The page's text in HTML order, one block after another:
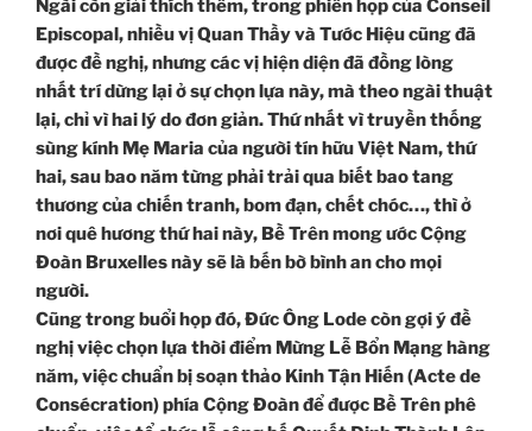
Ngài còn giải thích thêm, trong phiên họp của Conseil
Episcopal, nhiều vị Quan Thầy và Tước Hiệu cũng đã
được đề nghị, nhưng các vị hiện diện đã đồng lòng
nhất trí dừng lại ở sự chọn lựa này, mà theo ngài thuật
lại, chỉ vì hai lý do đơn giản. Thứ nhất vì truyền thống
sùng kính Mẹ Maria của người tín hữu Việt Nam, thứ
hai, sau bao năm từng phải trải qua biết bao tang
thương của chiến tranh, bom đạn, chết chóc…, thì ở
nơi quê hương thứ hai này, Bề Trên mong ước Cộng
Đoàn Bruxelles này sẽ là bến bờ bình an cho mọi
người.
Cũng trong buổi họp đó, Đức Ông Lode còn gợi ý đề
nghị việc chọn lựa thời điểm Mừng Lễ Bổn Mạng hàng
năm, việc chuẩn bị soạn thảo Kinh Tận Hiến (Acte de
Consécration) phía Cộng Đoàn để được Bề Trên phê